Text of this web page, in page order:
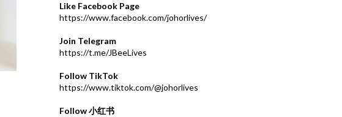
Like Facebook Page
https://www.facebook.com/johorlives/
Join Telegram
https://t.me/JBeeLives
Follow TikTok
https://www.tiktok.com/@johorlives
Follow 小红书